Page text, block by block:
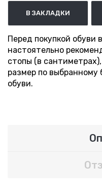
В ЗАКЛАДКИ
Перед покупкой обуви
настоятельно
стопы (в
размер по
обуви.